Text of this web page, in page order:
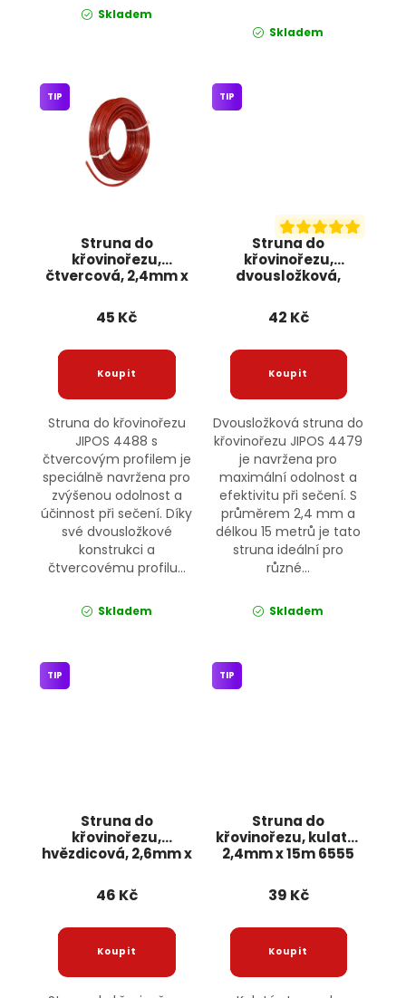
Skladem
Skladem
Struna do
křovinořezu,
čtvercová, 2,4mm x
TIP
45 Kč
Struna do křovinořezu
JIPOS 4488 s
čtvercovým profilem je
speciálně navržena pro
zvýšenou odolnost a
účinnost při sečení. Díky
své dvousložkové
konstrukci a
čtvercovému profilu...
Skladem
Struna do
křovinořezu,
dvousložková,
JIPOS
TIP
42 Kč
Dvousložková struna do
křovinořezu JIPOS 4479
je navržena pro
maximální odolnost a
efektivitu při sečení. S
průměrem 2,4 mm a
délkou 15 metrů je tato
struna ideální pro
různé...
Skladem
Struna do
křovinořezu,
hvězdicová, 2,6mm x
TIP
46 Kč
Struna do
křovinořezu, kulatá,
2,4mm x 15m 6555
TIP
39 Kč